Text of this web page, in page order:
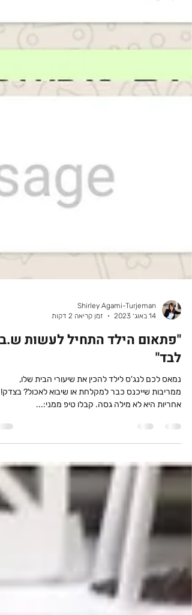
14 באוג׳ 2023
זמן קריאה 2 דקות
"פתאום הילד התחיל לעשות ש.ב
לבד"
נמאס לכם לנג'ס לילד להכין את שיעורי הבית שלו,
אחריות היא לא מילה גסה. קבלו טיפ ממני:...